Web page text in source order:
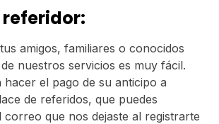
referidor:
amigos, familiares o conocidos
nuestros servicios es muy fácil.
hacer el pago de su anticipo a
de referidos, que puedes
que nos dejaste al registrarte